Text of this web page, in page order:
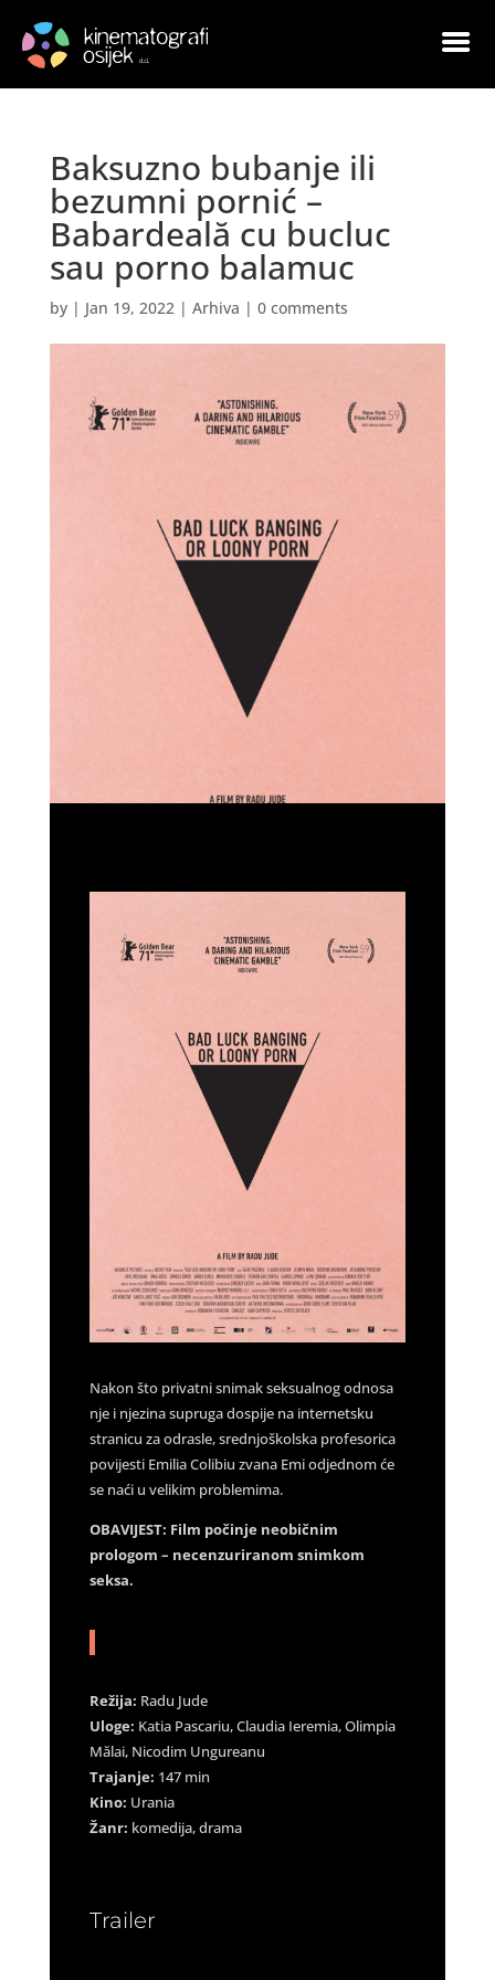
Baksuzno bubanje ili
bezumni pornić –
Babardeală cu bucluc
sau porno balamuc
by | Jan 19, 2022| Arhiva | 0 comments
Nakon što privatni snimak seksualnog odnosa
nje i njezina supruga dospije na internetsku
stranicu za odrasle, srednjoškolska profesorica
povijesti Emilia Colibiu zvana Emi odjednom će
se naći u velikim problemima.
OBAVIJEST: Film počinje neobičnim
prologom – necenzuriranom snimkom
seksa.
Režija: Radu Jude
Uloge: Katia Pascariu, Claudia Ieremia, Olimpia
Mălai, Nicodim Ungureanu
Trajanje: 147 min
Kino: Urania
Žanr: komedija, drama
Trailer